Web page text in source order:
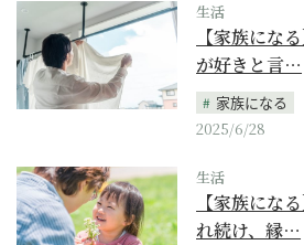
生活
【家族にな
が好きと言…
家族になる
2025/6/28
生活
【家族にな
れ続け、縁…